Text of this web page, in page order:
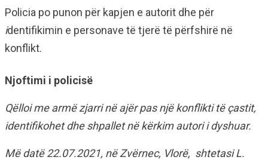
Policia po punon për kapjen e autorit dhe për
identifikimin e personave të tjerë të përfshirë në
konflikt.
Njoftimi i policisë
Qëlloi me armë zjarri në ajër pas një konflikti të çastit,
identifikohet dhe shpallet në kërkim autori i dyshuar.
Më datë 22.07.2021, në Zvërnec, Vlorë, shtetasi L.